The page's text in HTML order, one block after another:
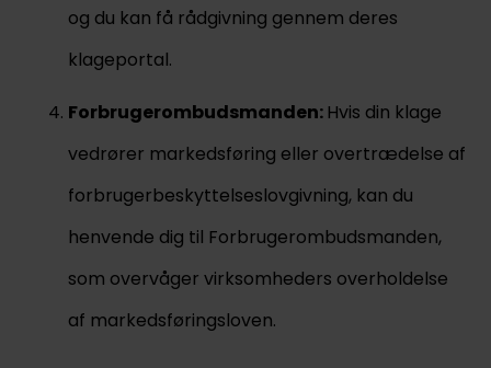
og du kan få rådgivning gennem deres
klageportal​.
Forbrugerombudsmanden: Hvis din klage
vedrører markedsføring eller overtrædelse af
forbrugerbeskyttelseslovgivning, kan du
henvende dig til Forbrugerombudsmanden,
som overvåger virksomheders overholdelse
af markedsføringsloven​.